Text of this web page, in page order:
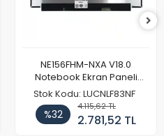
NE156FHM-NXA V18.0
Notebook Ekran Paneli
144Hz
Stok Kodu: LUCNLF83NF
%32
4.115,62 TL
2.781,52 TL